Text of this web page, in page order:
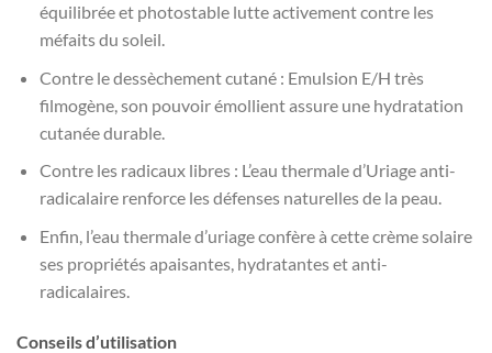
équilibrée et photostable lutte activement contre les
méfaits du soleil.
Contre le dessèchement cutané : Emulsion E/H très
filmogène, son pouvoir émollient assure une hydratation
cutanée durable.
Contre les radicaux libres : L’eau thermale d’Uriage anti-
radicalaire renforce les défenses naturelles de la peau.
Enfin, l’eau thermale d’uriage confère à cette crème solaire
ses propriétés apaisantes, hydratantes et anti-
radicalaires.
Conseils d’utilisation